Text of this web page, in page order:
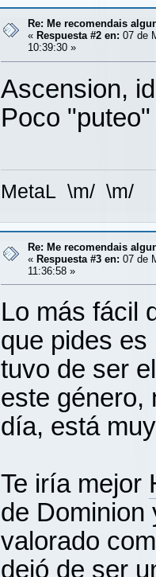
Re: Me recomendais
« Respuesta #2 en: 07 de
10:39:30 »
Ascension,
Poco "puteo"
MetaL \m/ \m/
Re: Me recomendais
« Respuesta #3 en: 07 de
11:36:58 »
Lo más fácil
que pides
tuvo de ser
este género,
día, está
Te iría mejor
de Dominion
valorado
dejó de ser